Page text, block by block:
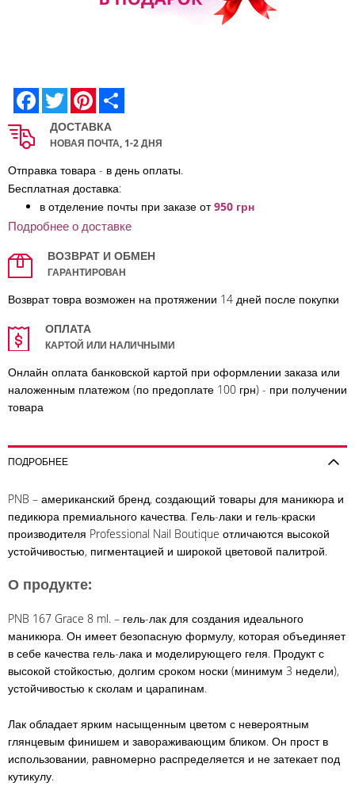
Facebook
Twitter Pinterest
ДОСТАВКА
НОВАЯ ПОЧТА, 1-2 ДНЯ
Отправка товара - в день оплаты.
Бесплатная доставка:
в отделение почты при заказе от950 грн
Подробнее о доставке
ВОЗВРАТ И ОБМЕН
ГАРАНТИРОВАН
Возврат товра возможен на протяжении 14 дней после покупки
ОПЛАТА
КАРТОЙ ИЛИ НАЛИЧНЫМИ
Онлайн оплата банковской картой при оформлении заказа или
наложенным платежом (по предоплате 100 грн) - при получении
товара
ПОДРОБНЕЕ
PNB – американский бренд, создающий товары для маникюра и
педикюра премиального качества. Гель-лаки и гель-краски
производителя Professional Nail Boutique отличаются высокой
устойчивостью, пигментацией и широкой цветовой палитрой.
О продукте:
PNB 167 Grace 8 ml. – гель-лак для создания идеального
маникюра. Он имеет безопасную формулу, которая объединяет
в себе качества гель-лака и моделирующего геля. Продукт с
высокой стойкостью, долгим сроком носки (минимум 3 недели),
устойчивостью к сколам и царапинам.
Лак обладает ярким насыщенным цветом с невероятным
глянцевым финишем и завораживающим бликом. Он прост в
использовании, равномерно распределяется и не затекает под
кутикулу.